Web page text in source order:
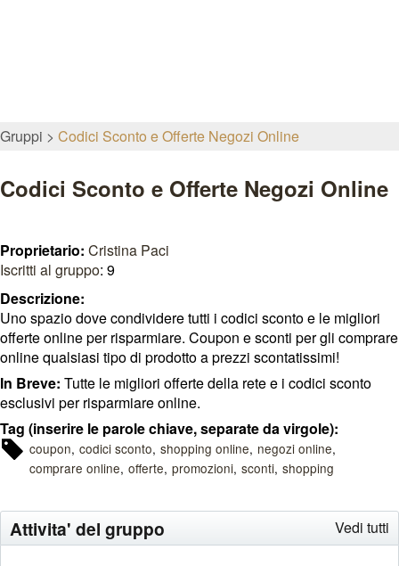
Gruppi Codici Sconto e Offerte Negozi Online
Codici Sconto e Offerte Negozi Online
Proprietario: Cristina Paci
Iscritti al gruppo: 9
Descrizione:
Uno spazio dove condividere tutti i codici sconto e le migliori
offerte online per risparmiare. Coupon e sconti per gli comprare
online qualsiasi tipo di prodotto a prezzi scontatissimi!
In Breve: Tutte le migliori offerte della rete e i codici sconto
esclusivi per risparmiare online.
Tag (inserire le parole chiave, separate da virgole):
coupon codici sconto shopping online negozi online
comprare online offerte promozioni sconti shopping
Vedi tutti
Attivita' del gruppo